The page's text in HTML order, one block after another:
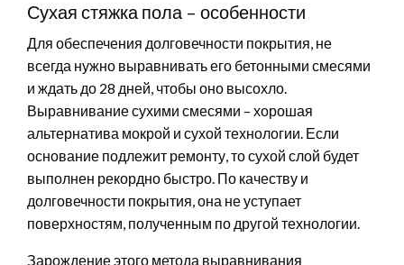
Сухая стяжка пола – особенности
Для обеспечения долговечности покрытия, не
всегда нужно выравнивать его бетонными смесями
и ждать до 28 дней, чтобы оно высохло.
Выравнивание сухими смесями – хорошая
альтернатива мокрой и сухой технологии. Если
основание подлежит ремонту, то сухой слой будет
выполнен рекордно быстро. По качеству и
долговечности покрытия, она не уступает
поверхностям, полученным по другой технологии.
Зарождение этого метода выравнивания